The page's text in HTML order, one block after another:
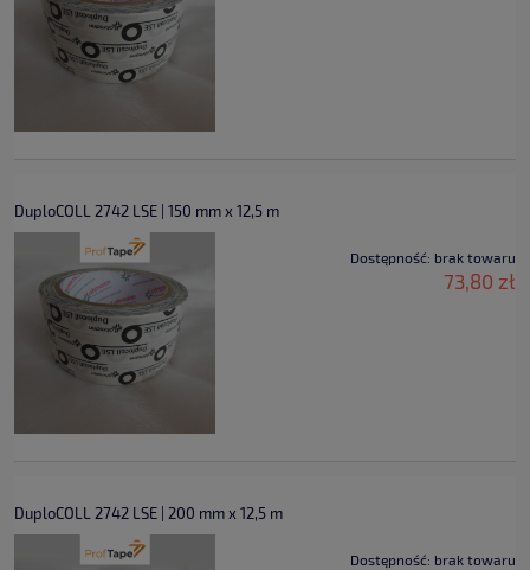
DuploCOLL 2742 LSE | 150 mm x 12,5 m
Dostępność: brak towaru
73,80 zł
DuploCOLL 2742 LSE | 200 mm x 12,5 m
Dostępność: brak towaru